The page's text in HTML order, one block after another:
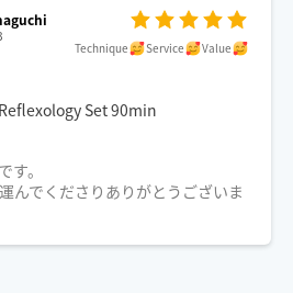
Technique Service Value
Set90min
す。
んでくださりありがとうございま